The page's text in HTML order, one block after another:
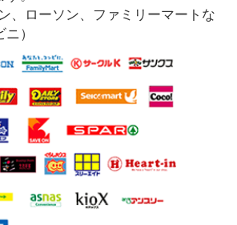
、ローソン、ファミリーマートな
）